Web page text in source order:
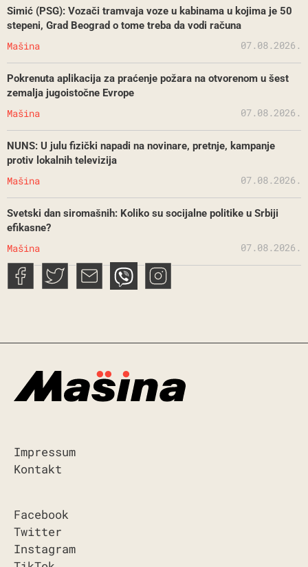
Simić (PSG): Vozači tramvaja voze u kabinama u kojima je 50
stepeni, Grad Beograd o tome treba da vodi računa
Mašina 07.08.2026.
Pokrenuta aplikacija za praćenje požara na otvorenom u šest
zemalja jugoistočne Evrope
Mašina 07.08.2026.
NUNS: U julu fizički napadi na novinare, pretnje, kampanje
protiv lokalnih televizija
Mašina 07.08.2026.
Svetski dan siromašnih: Koliko su socijalne politike u Srbiji
efikasne?
Mašina 07.08.2026.
Impressum
Kontakt
Facebook
Twitter
Instagram